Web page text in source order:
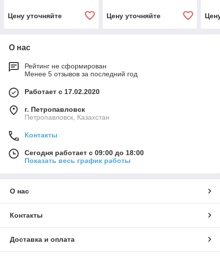
Цену уточняйте Цену уточняйте
О нас
Рейтинг не сформирован
Менее 5 отзывов за последний год
Работает с 17.02.2020
г. Петропавловск
Петропавловск, Казахстан
Контакты
Сегодня работает с 09:00 до 18:00
Показать весь график работы
О нас
Контакты
Доставка и оплата